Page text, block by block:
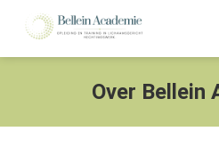
Over Bellein
policy